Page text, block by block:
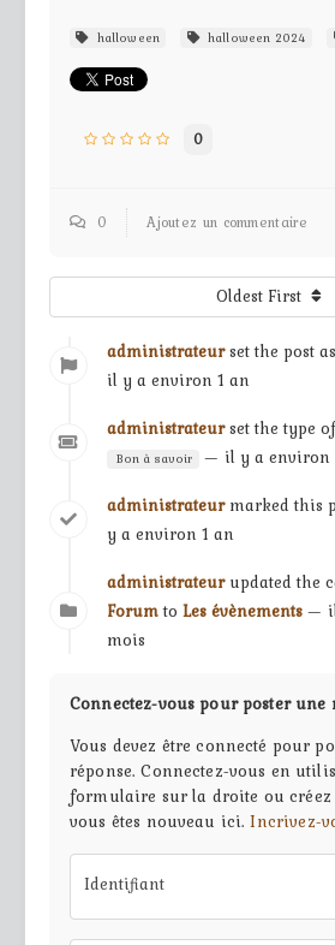
halloween halloween 2024
0
0 Ajoutez un commentaire
Oldest First
administrateur set the post as
il y a environ 1 an
administrateur set the type
Bon à savoir
— il y a environ
administrateur marked this
y a environ 1 an
administrateur updated the
Forumto Les évènements —
mois
Connectez-vous pour poster une
Vous devez être connecté pour
réponse. Connectez-vous en
formulaire sur la droite ou
vous êtes nouveau ici.Incrivez-
Identifiant